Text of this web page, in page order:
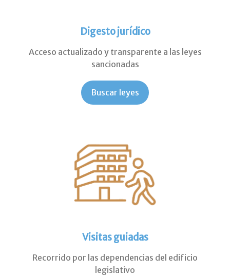
Digesto jurídico
Acceso actualizado y transparente a las leyes
sancionadas
Buscar leyes
Visitas guiadas
Recorrido por las dependencias del edificio
legislativo